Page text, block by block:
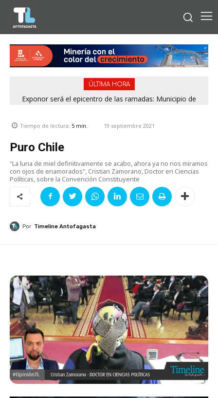
ÚLTIMA HORA
Exponor será el epicentro de las ramadas: Municipio de
Tiempo de lectura: 5 min. 19 septiembre 2021
Puro Chile
"La luna de miel definitivamente se acabo, ahora ya no nos miramos
con ojos de enamorados", Cristian Zamorano, Doctor en Ciencias
Políticas, sobre la Convención Constituyente
Por Timeline Antofagasta